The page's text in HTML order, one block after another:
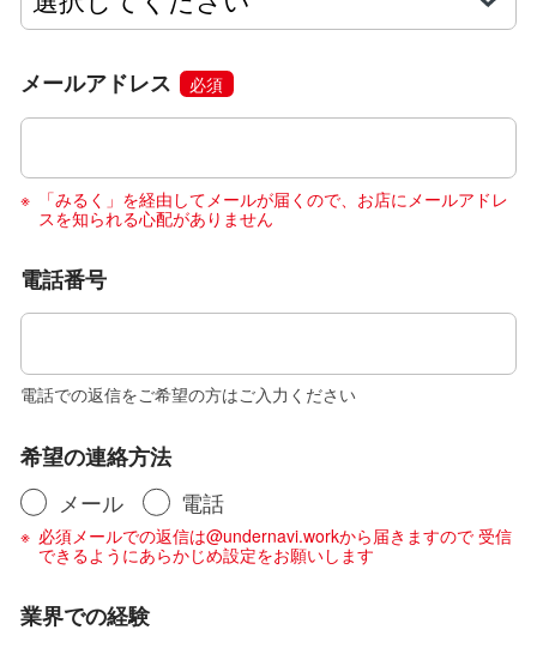
メールアドレス 必須
「みるく」を経由してメールが届くので、お店にメールアドレ
スを知られる心配がありません
電話番号
電話での返信をご希望の方はご入力ください
希望の連絡方法
メール
電話
必須メールでの返信は@undernavi.workから届きますので 受信
できるようにあらかじめ設定をお願いします
業界での経験